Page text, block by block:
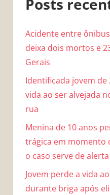
Posts
Acidente entre
deixa dois mortos e
Gerais
Identificada jovem
vida ao ser alvejada
rua
Menina de 10 anos
trágica em momento
o caso serve de alerta
Jovem perde a vida
durante briga após